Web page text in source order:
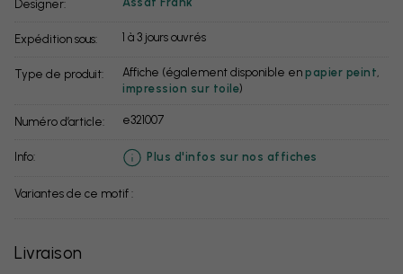
Designer:
Expédition sous: 1 à 3 jours ouvrés
Type de produit: Affiche (également disponible en papier peint
impression sur toile)
Numéro d’article: e321007
info: Plus d'infos sur nos affiches
Variantes de ce motif :
Livraison